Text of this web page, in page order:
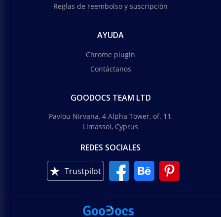
Reglas de reembolso y suscripción
AYUDA
Chrome plugin
Contáctanos
GOODOCS TEAM LTD
Pavlou Nirvana, 4 Alpha Tower, of. 11,
Limassol, Cyprus
REDES SOCIALES
Trustpilot